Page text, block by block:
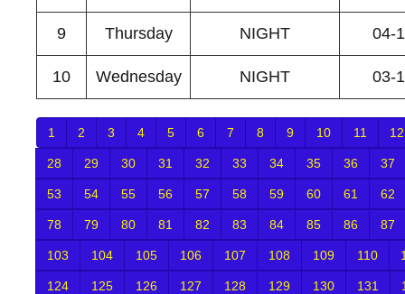
9 Thursday NIGHT 04-
10 Wednesday NIGHT 03-
1 2 3 4 5 6 7 8 9 10 11 12
28 29 30 31 32 33 34 35 36 37
53 54 55 56 57 58 59 60 61 62
78 79 80 81 82 83 84 85 86 87
103 104 105 106 107 108 109 110
124 125 126 127 128 129 130 131